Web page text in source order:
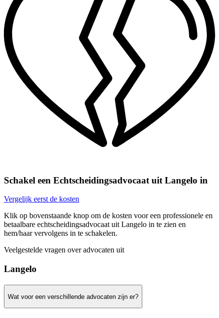
Schakel een Echtscheidingsadvocaat uit Langelo in
Vergelijk eerst de kosten
Klik op bovenstaande knop om de kosten voor een professionele en
betaalbare echtscheidingsadvocaat uit Langelo in te zien en
hem/haar vervolgens in te schakelen.
Veelgestelde vragen over advocaten uit
Langelo
Wat voor een verschillende advocaten zijn er?